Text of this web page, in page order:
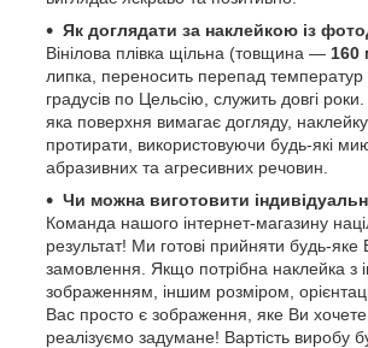
Як доглядати за наклейкою із
Вінілова плівка щільна (товщина — 160
липка, переносить перепад температур
градусів по Цельсію, служить довгі
яка поверхня вимагає догляду,
протирати, використовуючи будь-які
абразивних та агресивних речовин.
Чи можна виготовити
Команда нашого інтернет-магазину
результат! Ми готові прийняти будь-
замовлення. Якщо потрібна наклейка з
зображенням, іншим розміром,
Вас просто є зображення, яке Ви
реалізуємо задумане! Вартість виробу